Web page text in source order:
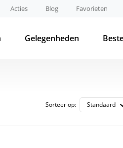
Acties Blog Favorieten
Gelegenheden
Sorteer op: